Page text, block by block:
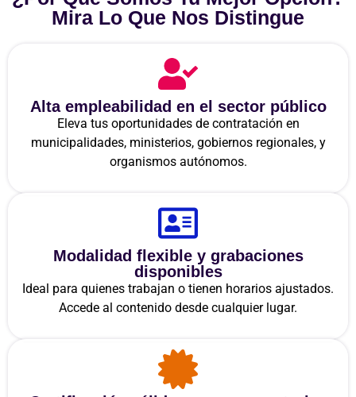
Mira Lo Que Nos Distingue
Alta empleabilidad en el sector público
Eleva tus oportunidades de contratación en
municipalidades, ministerios, gobiernos regionales, y
organismos autónomos.
Modalidad flexible y grabaciones
disponibles
Ideal para quienes trabajan o tienen horarios ajustados.
Accede al contenido desde cualquier lugar.